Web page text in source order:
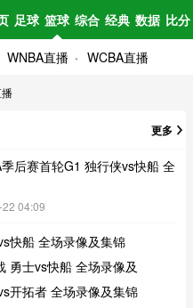
足球 篮球 综合 经典 数据 比分
WNBA直播 WCBA直播
更多
后赛首轮G1 独行侠vs快船 全
04:09
快船 全场录像及集锦
勇士vs快船 全场录像及
开拓者 全场录像及集锦